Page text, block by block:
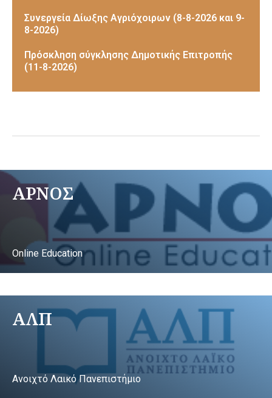
Συνεργεία Δίωξης Αγριόχοιρων (8-8-2026 και 9-
8-2026)
Πρόσκληση σύγκλησης Δημοτικής Επιτροπής
(11-8-2026)
ΑΡΝΟΣ
Online Education
ΑΛΠ
Ανοιχτό Λαικό Πανεπιστήμιο